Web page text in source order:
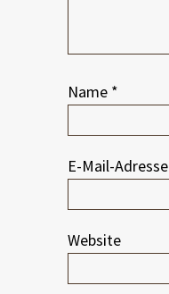
Name *
E-Mail-Adresse
Website